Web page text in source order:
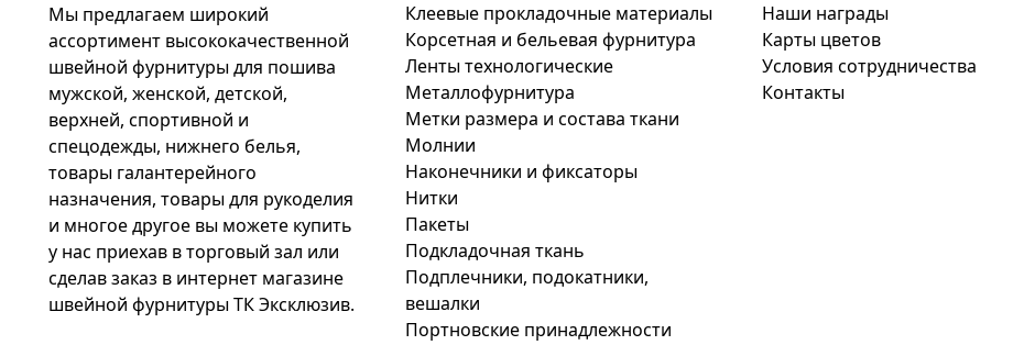
Мы предлагаем широкий
ассортимент высококачественной
швейной фурнитуры для пошива
мужской, женской, детской,
верхней, спортивной и
спецодежды, нижнего белья,
товары галантерейного
назначения, товары для рукоделия
и многое другое вы можете купить
у нас приехав в торговый зал или
сделав заказ в интернет магазине
швейной фурнитуры ТК Эксклюзив.
Клеевые прокладочные материалы
Корсетная и бельевая фурнитура
Ленты технологические
Металлофурнитура
Метки размера и состава ткани
Молнии
Наконечники и фиксаторы
Нитки
Пакеты
Подкладочная ткань
Подплечники, подокатники,
вешалки
Портновские принадлежности
Наши награды
Карты цветов
Условия сотрудничества
Контакты